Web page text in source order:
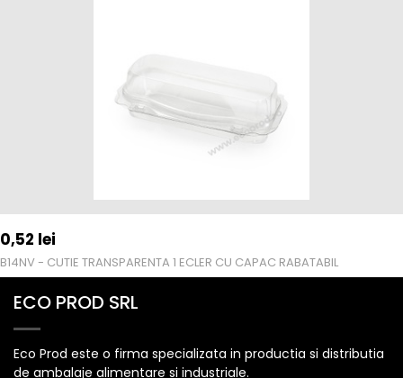
0,52 lei
B14NV - CUTIE TRANSPARENTA 1 ECLER CU CAPAC RABATABIL
ECO PROD SRL
Eco Prod este o firma specializata in productia si distributia
de ambalaje alimentare si industriale.